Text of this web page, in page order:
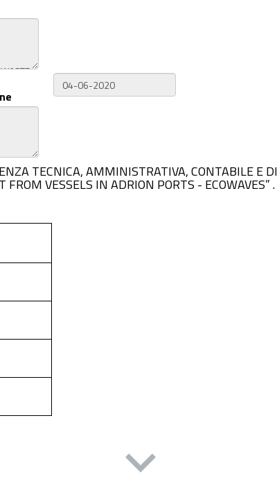
TECNICA, AMMINISTRATIVA, CONTABILE E
VESSELS IN ADRION PORTS -